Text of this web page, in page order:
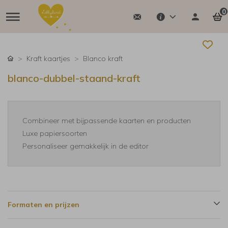
0
Kraft kaartjes Blanco kraft
blanco-dubbel-staand-kraft
Combineer met bijpassende kaarten en producten
Luxe papiersoorten
Personaliseer gemakkelijk in de editor
Formaten en prijzen